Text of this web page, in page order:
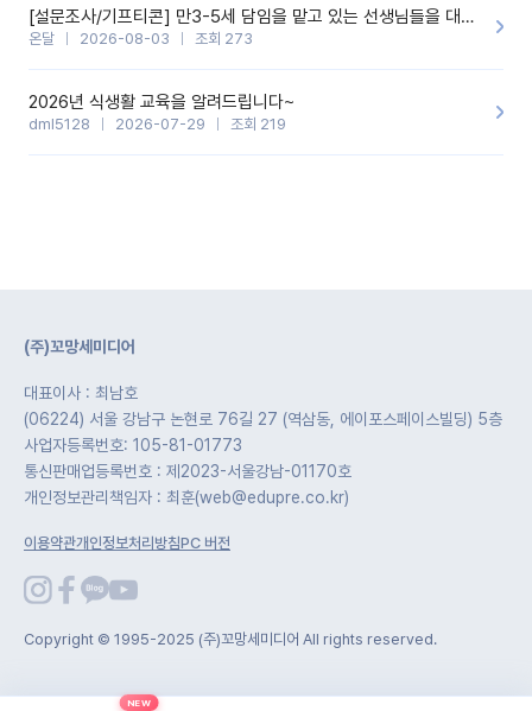
[설문조사/기프티콘] 만3-5세 담임을 맡고 있는 선생님들을 대상으로 설문조사를 합니다!
온달 2026-08-03 조회 273
2026년 식생활 교육을 알려드립니다~
dml5128 2026-07-29 조회 219
(주)꼬망세미디어
대표이사 : 최남호
(06224) 서울 강남구 논현로 76길 27 (역삼동, 에이포스페이스빌딩) 5층
사업자등록번호: 105-81-01773
통신판매업등록번호 : 제2023-서울강남-01170호
개인정보관리책임자 : 최훈(web@edupre.co.kr)
이용약관개인정보처리방침PC 버전
Copyright © 1995-2025 (주)꼬망세미디어 All rights reserved.
NEW